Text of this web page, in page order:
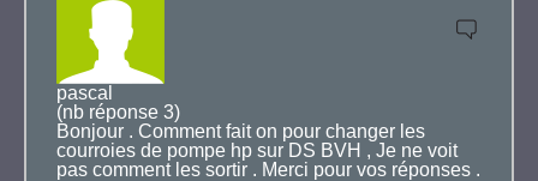
pascal
(nb réponse 3)
Bonjour . Comment fait on pour changer les
courroies de pompe hp sur DS BVH , Je ne voit
pas comment les sortir . Merci pour vos réponses .